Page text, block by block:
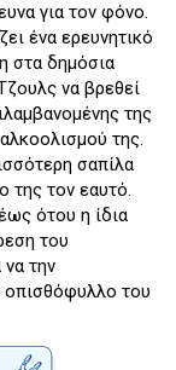
για τον φόνο.
ένα ερευνητικό
στα δημόσια
να βρεθεί
της
της.
σαπίλα
της τον εαυτό.
ότου η ίδια
του
την
του